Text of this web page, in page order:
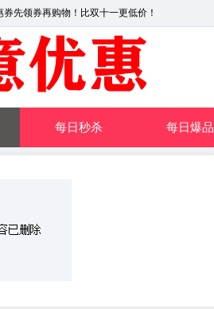
先领券再购物！比双十一更低价！
每日秒杀 每日爆品